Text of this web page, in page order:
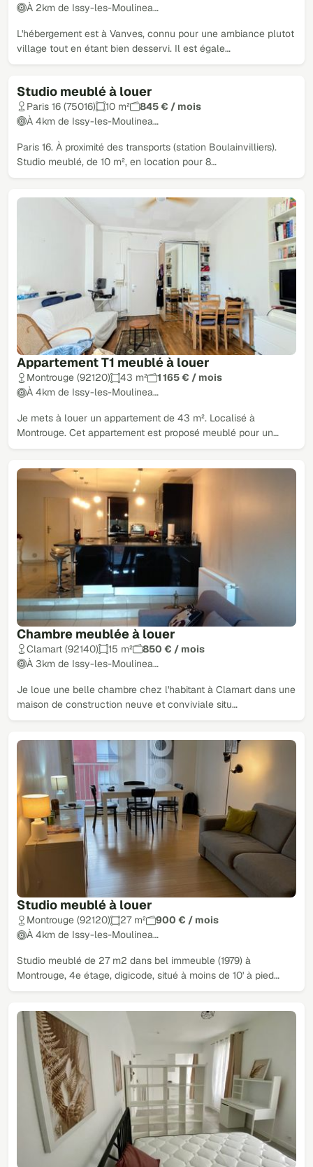
À 2km de Issy-les-Moulinea…
L'hébergement est à Vanves, connu pour une ambiance plutot
village tout en étant bien desservi. Il est égale…
Studio meublé à louer
Paris 16 (75016) 10 m²
845 € / mois
À 4km de Issy-les-Moulinea…
Paris 16. À proximité des transports (station Boulainvilliers).
Studio meublé, de 10 m², en location pour 8…
Appartement T1 meublé à louer
Montrouge (92120) 43 m²
1 165 € / mois
À 4km de Issy-les-Moulinea…
Je mets à louer un appartement de 43 m². Localisé à
Montrouge. Cet appartement est proposé meublé pour un…
Chambre meublée à louer
Clamart (92140) 15 m²
850 € / mois
À 3km de Issy-les-Moulinea…
Je loue une belle chambre chez l'habitant à Clamart dans une
maison de construction neuve et conviviale situ…
Studio meublé à louer
Montrouge (92120) 27 m²
900 € / mois
À 4km de Issy-les-Moulinea…
Studio meublé de 27 m2 dans bel immeuble (1979) à
Montrouge, 4e étage, digicode, situé à moins de 10' à pied…